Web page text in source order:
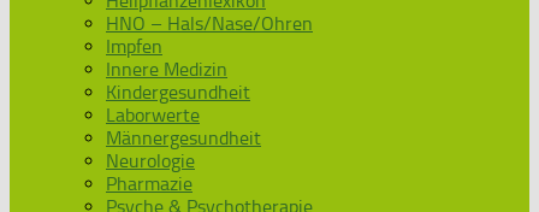
HNO – Hals/Nase/Ohren
Impfen
Innere Medizin
Kindergesundheit
Laborwerte
Männergesundheit
Neurologie
Pharmazie
Psyche & Psychotherapie